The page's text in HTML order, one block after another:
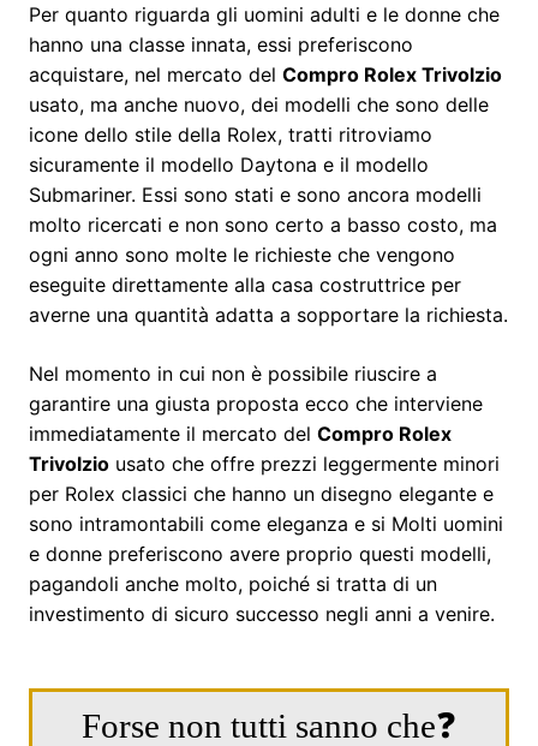
Per quanto riguarda gli uomini adulti e le donne che
hanno una classe innata, essi preferiscono
acquistare, nel mercato del Compro Rolex Trivolzio
usato, ma anche nuovo, dei modelli che sono delle
icone dello stile della Rolex, tratti ritroviamo
sicuramente il modello Daytona e il modello
Submariner. Essi sono stati e sono ancora modelli
molto ricercati e non sono certo a basso costo, ma
ogni anno sono molte le richieste che vengono
eseguite direttamente alla casa costruttrice per
averne una quantità adatta a sopportare la richiesta.
Nel momento in cui non è possibile riuscire a
garantire una giusta proposta ecco che interviene
immediatamente il mercato del Compro Rolex
Trivolzio usato che offre prezzi leggermente minori
per Rolex classici che hanno un disegno elegante e
sono intramontabili come eleganza e si Molti uomini
e donne preferiscono avere proprio questi modelli,
pagandoli anche molto, poiché si tratta di un
investimento di sicuro successo negli anni a venire.
Forse non tutti sanno che❓